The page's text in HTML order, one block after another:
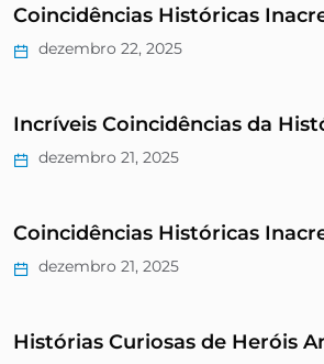
Coincidências Históricas
dezembro 22, 2025
Incríveis Coincidências da
dezembro 21, 2025
Coincidências Históricas
dezembro 21, 2025
Histórias Curiosas de Heróis